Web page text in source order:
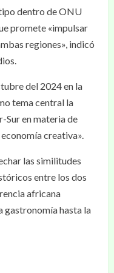
dentro de ONU
promete «impulsar
regiones», indicó
del 2024 en la
tema central la
Sur en materia de
creativa».
las similitudes
entre los dos
africana
gastronomía hasta la